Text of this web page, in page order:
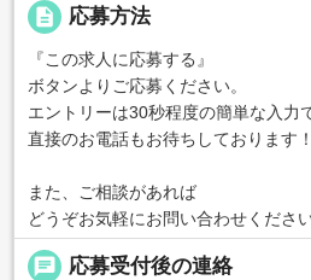
description 応募方法
『この求人に応募する』
ボタンよりご応募ください。
エントリーは30秒程度の簡単な入力
直接のお電話もお待ちしております！
また、ご相談があれば
どうぞお気軽にお問い合わせください
chat 応募受付後の連絡